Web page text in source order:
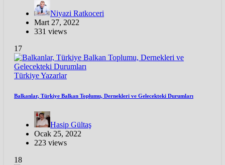
Niyazi Ratkoceri
Mart 27, 2022
331 views
17
TürkiyeYazarlar
Balkanlar, Türkiye Balkan Toplumu, Dernekleri ve Gelecekteki Durumları
Hasip Gültaş
Ocak 25, 2022
223 views
18